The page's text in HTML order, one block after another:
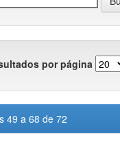
por página
49 a 68 de 72